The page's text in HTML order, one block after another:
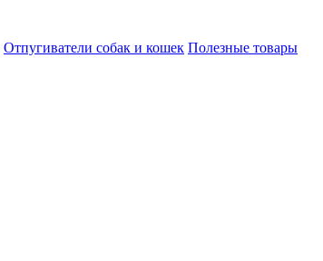
Отпугиватели собак и кошек Полезные товары